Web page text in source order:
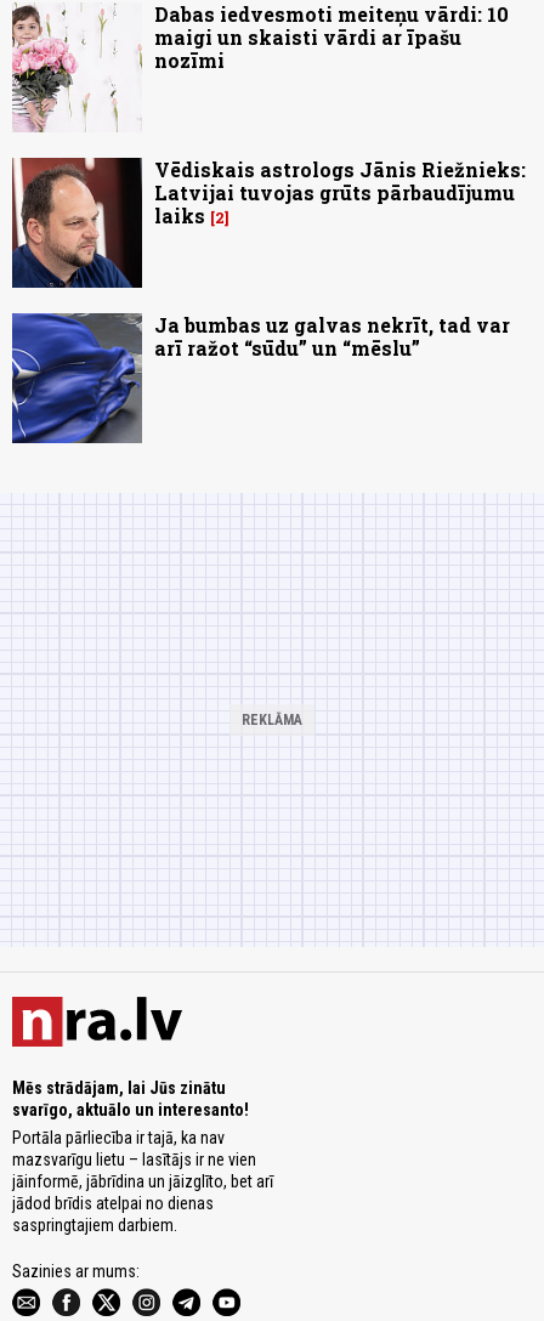
Dabas iedvesmoti meiteņu vārdi: 10
maigi un skaisti vārdi ar īpašu
nozīmi
Vēdiskais astrologs Jānis Riežnieks:
Latvijai tuvojas grūts pārbaudījumu
laiks
2
Ja bumbas uz galvas nekrīt, tad var
arī ražot “sūdu” un “mēslu”
Mēs strādājam, lai Jūs zinātu
svarīgo, aktuālo un interesanto!
Portāla pārliecība ir tajā, ka nav
mazsvarīgu lietu – lasītājs ir ne vien
jāinformē, jābrīdina un jāizglīto, bet arī
jādod brīdis atelpai no dienas
saspringtajiem darbiem.
Sazinies ar mums: